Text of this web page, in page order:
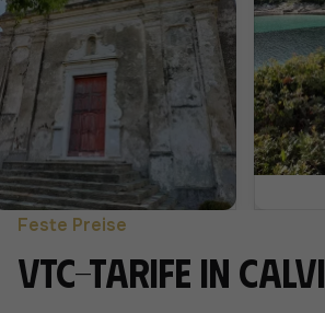
Feste Preise
VTC-Tarife in Calvi